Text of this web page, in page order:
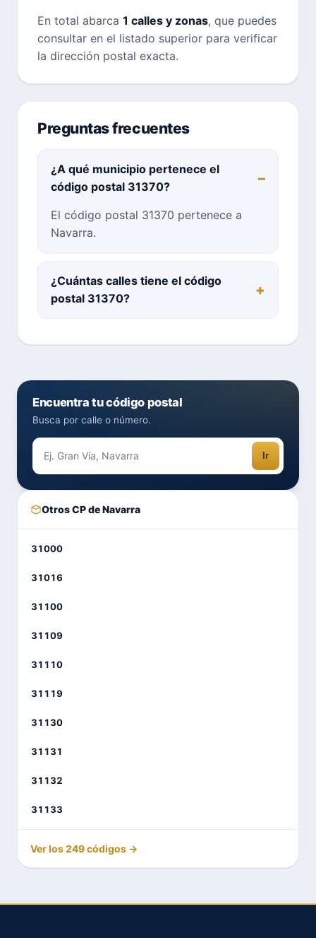
En total abarca 1 calles y zonas, que puedes
consultar en el listado superior para verificar
la dirección postal exacta.
Preguntas frecuentes
¿A qué municipio pertenece el
código postal 31370?
El código postal 31370 pertenece a
Navarra.
¿Cuántas calles tiene el código
postal 31370?
Encuentra tu código postal
Busca por calle o número.
Ir
Otros CP de Navarra
31000
31016
31100
31109
31110
31119
31130
31131
31132
31133
Ver los 249 códigos →